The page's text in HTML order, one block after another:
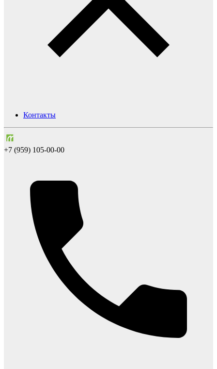
Контакты
+7 (959) 105-00-00